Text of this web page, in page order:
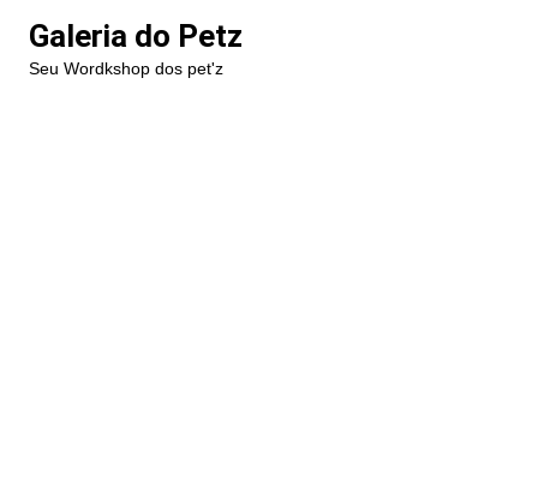
paraGaleria do Petz
Seu Wordkshop dos pet'z